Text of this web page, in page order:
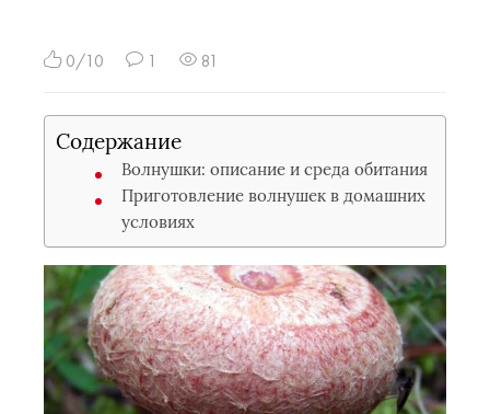
0/10 1 81
Содержание
Волнушки: описание и среда обитания
Приготовление волнушек в домашних
условиях